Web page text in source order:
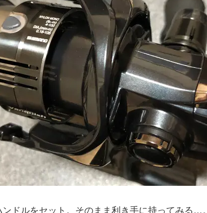
ドルをセット。そのまま利き手に持ってみる…。